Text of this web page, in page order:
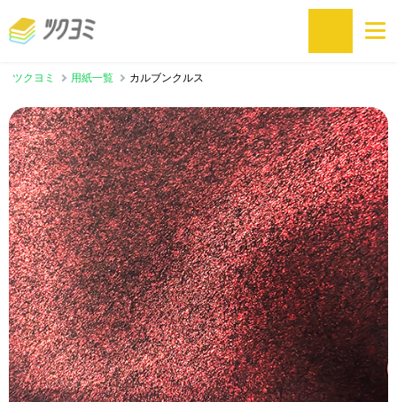
ツクヨミ 用紙一覧 カルブンクルス